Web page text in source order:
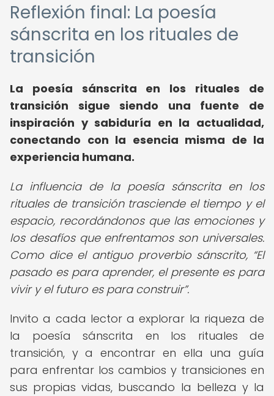
Reflexión final: La poesía
sánscrita en los rituales de
transición
La poesía sánscrita en los rituales de
transición sigue siendo una fuente de
inspiración y sabiduría en la actualidad,
conectando con la esencia misma de la
experiencia humana.
La influencia de la poesía sánscrita en los
rituales de transición trasciende el tiempo y el
espacio, recordándonos que las emociones y
los desafíos que enfrentamos son universales.
Como dice el antiguo proverbio sánscrito, El
pasado es para aprender, el presente es para
vivir y el futuro es para construir .
Invito a cada lector a explorar la riqueza de
la poesía sánscrita en los rituales de
transición, y a encontrar en ella una guía
para enfrentar los cambios y transiciones en
sus propias vidas, buscando la belleza y la